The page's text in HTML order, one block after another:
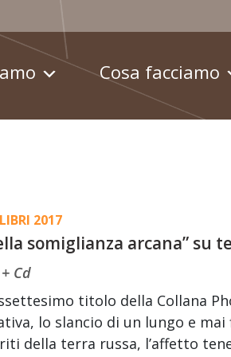
Cosa facciamo
LIBRI 2017
somiglianza arcana” su
Cd
titolo della Collana
lo slancio di un lungo e
della terra russa, l’affetto